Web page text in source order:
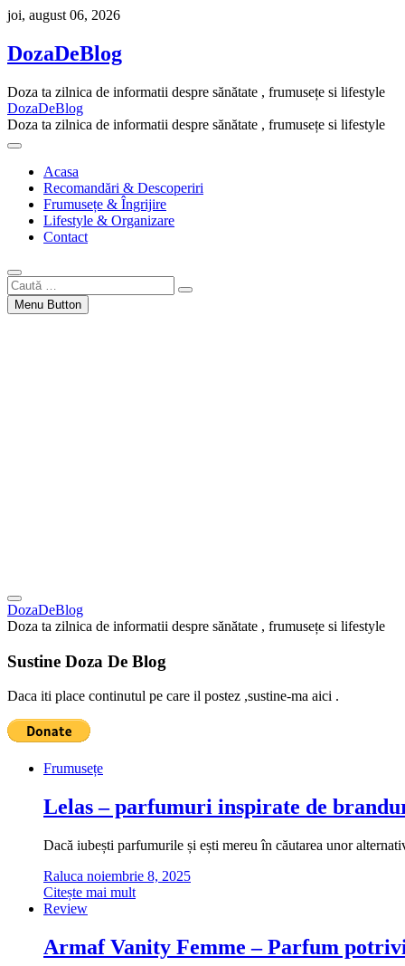
Skip
content
joi, august 06, 2026
DozaDeBlog
Doza ta zilnica de informatii despre sănătate , frumusețe si lifestyle
DozaDeBlog
Doza ta zilnica de informatii despre sănătate , frumusețe si lifestyle
Acasa
Recomandări & Descoperiri
Frumusețe & Îngrijire
Lifestyle & Organizare
Contact
Caută
…Menu Button
DozaDeBlog
Doza ta zilnica de informatii despre sănătate , frumusețe si lifestyle
Sustine Doza De Blog
Daca iti place continutul pe care il postez ,sustine-ma aici .
Frumusețe
Lelas – parfumuri inspirate de
Dacă iubești parfumurile și ești mereu în căutarea unor
Raluca noiembrie 8, 2025
Citește mai mult
Review
Armaf Vanity Femme – Parfum